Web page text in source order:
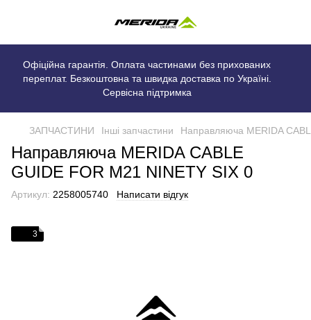
Офіційна гарантія. Оплата частинами без прихованих
переплат. Безкоштовна та швидка доставка по Україні.
Сервісна підтримка
ЗАПЧАСТИНИ Інші запчастини Направляюча MERIDA
Направляюча MERIDA CABLE
GUIDE FOR M21 NINETY SIX 0
Артикул: 2258005740 Написати відгук
3